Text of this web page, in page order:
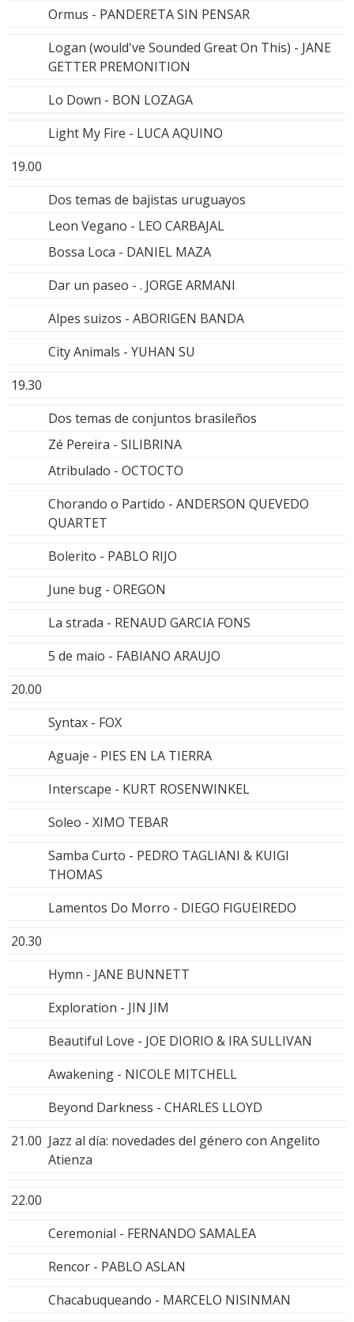
Ormus - PANDERETA SIN PENSAR
Logan (would've Sounded Great On This) - JANE
GETTER PREMONITION
Lo Down - BON LOZAGA
Light My Fire - LUCA AQUINO
19.00
Dos temas de bajistas uruguayos
Leon Vegano - LEO CARBAJAL
Bossa Loca - DANIEL MAZA
Dar un paseo - . JORGE ARMANI
Alpes suizos - ABORIGEN BANDA
City Animals - YUHAN SU
19.30
Dos temas de conjuntos brasileños
Zé Pereira - SILIBRINA
Atribulado - OCTOCTO
Chorando o Partido - ANDERSON QUEVEDO
QUARTET
Bolerito - PABLO RIJO
June bug - OREGON
La strada - RENAUD GARCIA FONS
5 de maio - FABIANO ARAUJO
20.00
Syntax - FOX
Aguaje - PIES EN LA TIERRA
Interscape - KURT ROSENWINKEL
Soleo - XIMO TEBAR
Samba Curto - PEDRO TAGLIANI & KUIGI
THOMAS
Lamentos Do Morro - DIEGO FIGUEIREDO
20.30
Hymn - JANE BUNNETT
Exploration - JIN JIM
Beautiful Love - JOE DIORIO & IRA SULLIVAN
Awakening - NICOLE MITCHELL
Beyond Darkness - CHARLES LLOYD
21.00 Jazz al día: novedades del género con Angelito
Atienza
22.00
Ceremonial - FERNANDO SAMALEA
Rencor - PABLO ASLAN
Chacabuqueando - MARCELO NISINMAN